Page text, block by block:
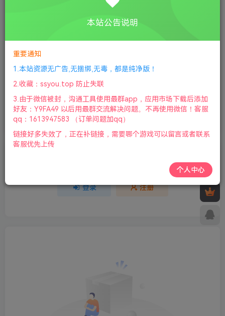
登录后继续查看
欢迎为Ta评分
登录 注册
本站公告说明
重要通知
1.本站资源无广告,无捆绑,无毒，都是纯净版！
2.收藏：ssyou.top 防止失联
3.由于微信被封，沟通工具使用最群app，应用市场下载后添加
好友：Y9FA49 以后用最群交流解决问题。不再使用微信！客服
qq：1613947583 （订单问题加qq）
链接好多失效了，正在补链接，需要哪个游戏可以留言或者联系
客服优先上传
个人中心